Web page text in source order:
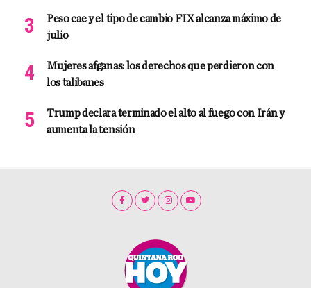
Peso cae y el tipo de cambio FIX alcanza máximo de
julio
Mujeres afganas: los derechos que perdieron con
los talibanes
Trump declara terminado el alto al fuego con Irán y
aumenta la tensión